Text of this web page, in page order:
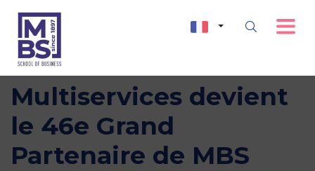
DERICHEBOURG
Multiservices devient
le 46e Grand
Partenaire de MBS